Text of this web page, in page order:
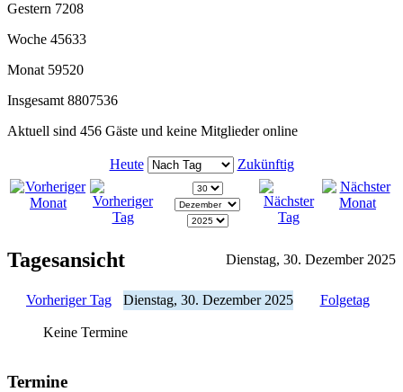
Gestern 7208
Woche 45633
Monat 59520
Insgesamt 8807536
Aktuell sind 456 Gäste und keine Mitglieder online
Heute Zukünftig
Tagesansicht Dienstag, 30. Dezember 2025
Vorheriger Tag Dienstag, 30. Dezember 2025 Folgetag
Keine Termine
Termine